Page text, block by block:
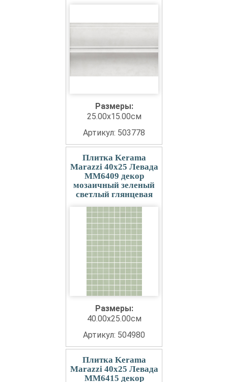
Размеры:
25.00x15.00см
Артикул: 503778
Плитка Kerama
Marazzi 40x25 Левада
MM6409 декор
мозаичный зеленый
светлый глянцевая
Размеры:
40.00x25.00см
Артикул: 504980
Плитка Kerama
Marazzi 40x25 Левада
MM6415 декор